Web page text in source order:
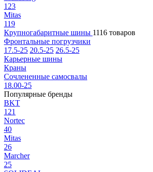
123
Mitas
119
Крупногабаритные шины 1116 товаров
Фронтальные погрузчики
17.5-25 20.5-25 26.5-25
Карьерные шины
Краны
Сочлененные самосвалы
18.00-25
Популярные бренды
BKT
121
Nortec
40
Mitas
26
Marcher
25